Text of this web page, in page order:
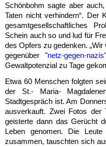
Schönbohm sagte aber
Taten nicht verhindern“. Der
gesamtgesellschaftliches
Schein auch so und lud für
des Opfers zu gedenken.
gegenüber "netz-gegen-nazis
Gewaltpotenzial zu Tage
Etwa 60 Menschen folgten
der St.- Maria-
Stadtgespräch ist. Am
ausverkauft. Zwei Fotos
geisterte dann das Gerücht
Leben genomen. Die
zusammen, tauschten sich